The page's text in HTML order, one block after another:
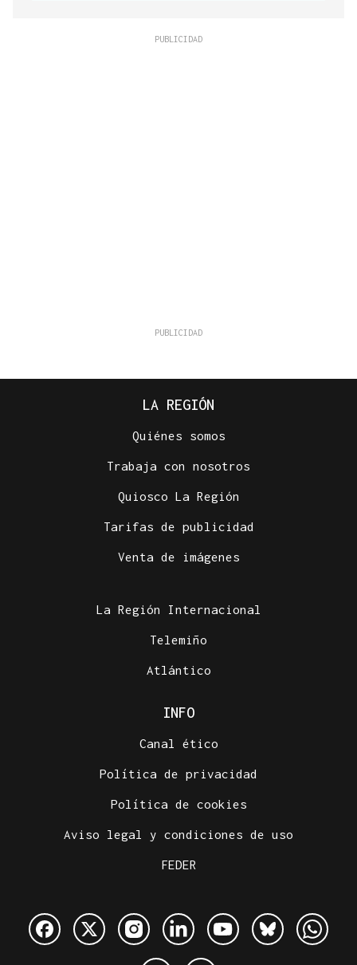
LA REGIÓN
Quiénes somos
Trabaja con nosotros
Quiosco La Región
Tarifas de publicidad
Venta de imágenes
La Región Internacional
Telemiño
Atlántico
INFO
Canal ético
Política de privacidad
Política de cookies
Aviso legal y condiciones de uso
FEDER